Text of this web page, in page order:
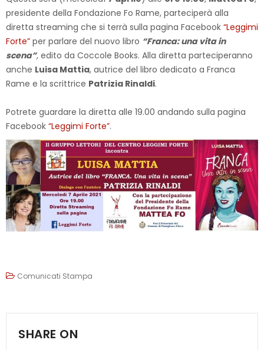
presidente della Fondazione Fo Rame, parteciperà alla
diretta streaming che si terrà sulla pagina Facebook “Leggimi
Forte” per parlare del nuovo libro “Franca: una vita in
scena”, edito da Coccole Books. Alla diretta parteciperanno
anche Luisa Mattia, autrice del libro dedicato a Franca
Rame e la scrittrice Patrizia Rinaldi.
Potrete guardare la diretta alle 19.00 andando sulla pagina
Facebook “Leggimi Forte”.
Comunicati Stampa
SHARE ON